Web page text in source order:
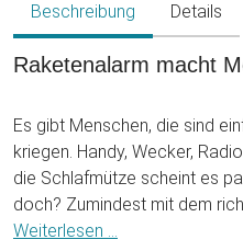
Beschreibung Details
Raketenalarm macht
Es gibt Menschen, die sind
kriegen. Handy, Wecker,
die Schlafmütze scheint es
doch? Zumindest mit dem
Weiterlesen ...